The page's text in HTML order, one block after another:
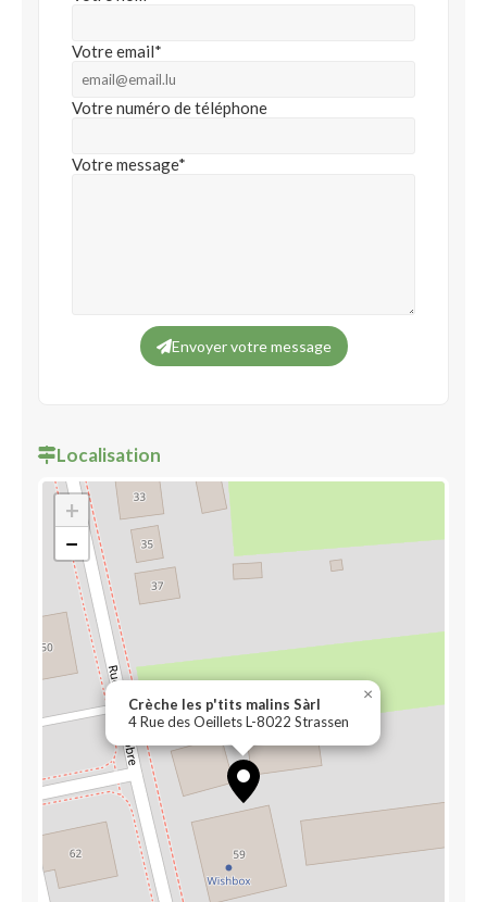
Votre email*
Votre numéro de téléphone
Votre message*
Envoyer votre message
Localisation
Crèche les p'tits malins Sàrl
4 Rue des Oeillets L-8022 Strassen
×
+
−